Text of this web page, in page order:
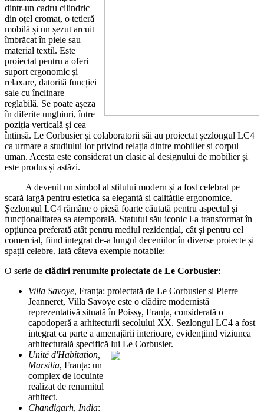
dintr-un cadru cilindric
din oțel cromat, o tetieră
mobilă și un șezut arcuit
îmbrăcat în piele sau
material textil. Este
proiectat pentru a oferi
suport ergonomic și
relaxare, datorită funcției
sale cu înclinare
reglabilă. Se poate așeza
în diferite unghiuri, între
poziția verticală și cea
întinsă. Le Corbusier și colaboratorii săi au proiectat șezlongul LC4
ca urmare a studiului lor privind relația dintre mobilier și corpul
uman. Acesta este considerat un clasic al designului de mobilier și
este produs și astăzi.
A devenit un simbol al stilului modern și a fost celebrat pe
scară largă pentru estetica sa elegantă și calitățile ergonomice.
Șezlongul LC4 rămâne o piesă foarte căutată pentru aspectul și
funcționalitatea sa atemporală. Statutul său iconic l-a transformat în
opțiunea preferată atât pentru mediul rezidențial, cât și pentru cel
comercial, fiind integrat de-a lungul deceniilor în diverse proiecte și
spații celebre. Iată câteva exemple notabile:
O serie de clădiri renumite proiectate de Le Corbusier:
Villa Savoye, Franța: proiectată de Le Corbusier și Pierre
Jeanneret, Villa Savoye este o clădire modernistă
reprezentativă situată în Poissy, Franța, considerată o
capodoperă a arhitecturii secolului XX. Șezlongul LC4 a fost
integrat ca parte a amenajării interioare, evidențiind viziunea
arhitecturală specifică lui Le Corbusier.
Unité d'Habitation,
Marsilia, Franța: un
complex de locuințe
realizat de renumitul
arhitect.
Chandigarh, India: